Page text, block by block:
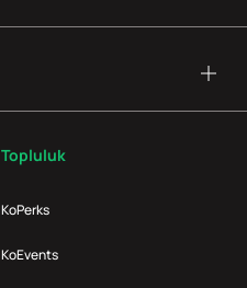
Topluluk
KoPerks
KoEvents